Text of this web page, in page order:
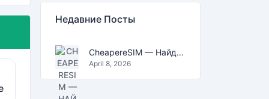
Недавние Посты
CheapereSIM — Найдите самые дешёвые тарифы eSIM для путешествий в 2026
April 8, 2026